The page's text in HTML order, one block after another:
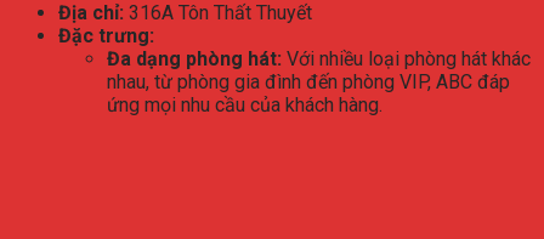
Địa chỉ: 316A Tôn Thất Thuyết
Đặc trưng:
Đa dạng phòng hát: Với nhiều loại phòng hát khác
nhau, từ phòng gia đình đến phòng VIP, ABC đáp
ứng mọi nhu cầu của khách hàng.